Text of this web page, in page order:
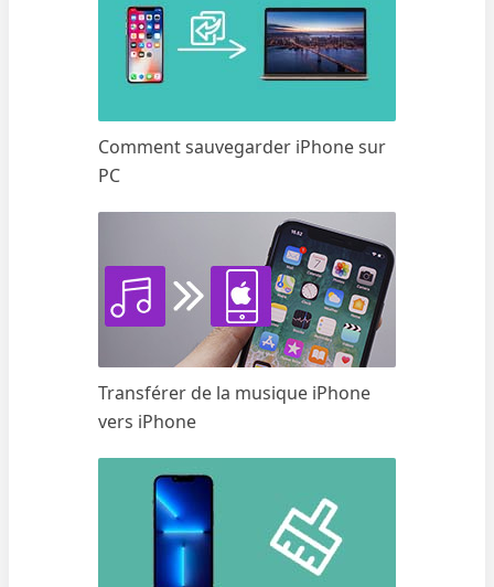
Comment sauvegarder iPhone sur
PC
Transférer de la musique iPhone
vers iPhone